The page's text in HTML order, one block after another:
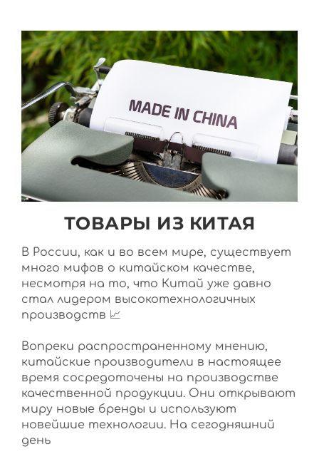
ТОВАРЫ ИЗ КИТАЯ
В России, как и во всем мире, существует
много мифов о китайском качестве,
несмотря на то, что Китай уже давно
стал лидером высокотехнологичных
производств 📈
Вопреки распространенному мнению,
китайские производители в настоящее
время сосредоточены на производстве
качественной продукции. Они открывают
миру новые бренды и используют
новейшие технологии. На сегодняшний
день